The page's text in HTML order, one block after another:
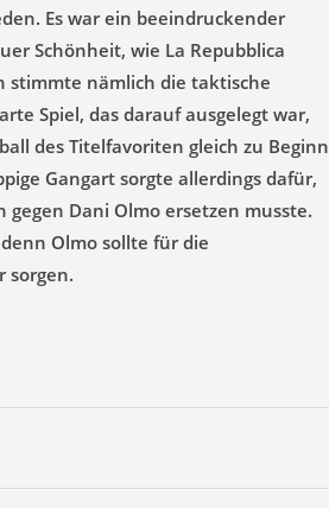
Es war ein beeindruckender
Schönheit, wie La Repubblica
stimmte nämlich die taktische
Spiel, das darauf ausgelegt war,
des Titelfavoriten gleich zu Beginn
Gangart sorgte allerdings dafür,
Dani Olmo ersetzen musste.
Olmo sollte für die
sorgen.